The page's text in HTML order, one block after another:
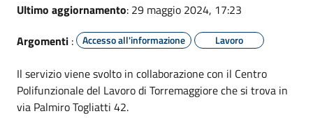
Ultimo aggiornamento: 29 maggio 2024, 17:23
Argomenti : Accesso all'informazione Lavoro
Il servizio viene svolto in collaborazione con il Centro
Polifunzionale del Lavoro di Torremaggiore che si trova in
via Palmiro Togliatti 42.